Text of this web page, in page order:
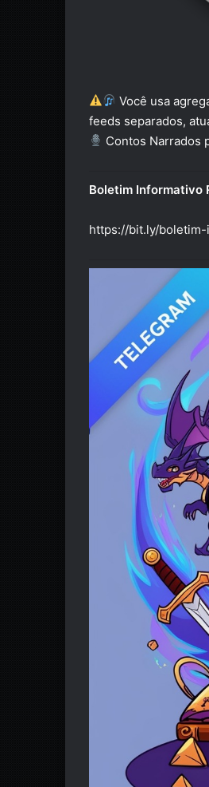
Você usa
feeds separados,
Contos Narrados
Boletim Informativo
https://bit.ly/